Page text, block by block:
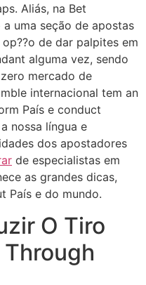
Aliás, na Bet
uma seção de apostas
de dar palpites em
alguma vez, sendo
mercado de
internacional tem an
País e conduct
nossa língua e
dos apostadores
de especialistas em
as grandes dicas,
País e do mundo.
O Tiro